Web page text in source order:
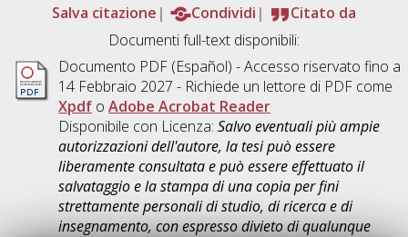
Salva citazione
Condividi
Citato da
Documenti full-text disponibili:
Documento PDF(Español) - Accesso riservato fino a
14 Febbraio 2027 - Richiede un lettore di PDF come
Xpdfo Adobe Acrobat Reader
Disponibile con Licenza: Salvo eventuali più ampie
autorizzazioni dell'autore, la tesi può essere
liberamente consultata e può essere effettuato il
salvataggio e la stampa di una copia per fini
strettamente personali di studio, di ricerca e di
insegnamento, con espresso divieto di qualunque